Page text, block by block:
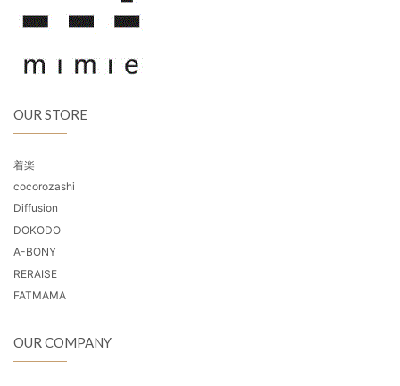
OUR STORE
着楽
cocorozashi
Diffusion
DOKODO
A-BONY
RERAISE
FATMAMA
OUR COMPANY